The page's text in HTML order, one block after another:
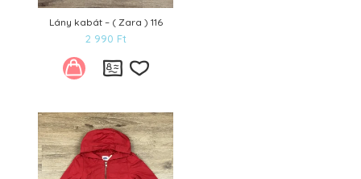
Lány kabát – ( Zara ) 116
2 990 Ft
Kívánságlistára